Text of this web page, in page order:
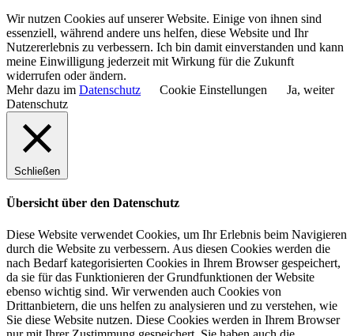
Wir nutzen Cookies auf unserer Website. Einige von ihnen sind
essenziell, während andere uns helfen, diese Website und Ihr
Nutzererlebnis zu verbessern. Ich bin damit einverstanden und kann
meine Einwilligung jederzeit mit Wirkung für die Zukunft
widerrufen oder ändern.
Mehr dazu im Datenschutz Cookie Einstellungen
Ja, weiter
Datenschutz
Schließen
Übersicht über den Datenschutz
Diese Website verwendet Cookies, um Ihr Erlebnis beim Navigieren
durch die Website zu verbessern. Aus diesen Cookies werden die
nach Bedarf kategorisierten Cookies in Ihrem Browser gespeichert,
da sie für das Funktionieren der Grundfunktionen der Website
ebenso wichtig sind. Wir verwenden auch Cookies von
Drittanbietern, die uns helfen zu analysieren und zu verstehen, wie
Sie diese Website nutzen. Diese Cookies werden in Ihrem Browser